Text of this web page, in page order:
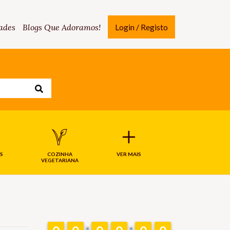
Blogs Que Adoramos! Login / Registo
COZINHA
VEGETARIANA
VER MAIS